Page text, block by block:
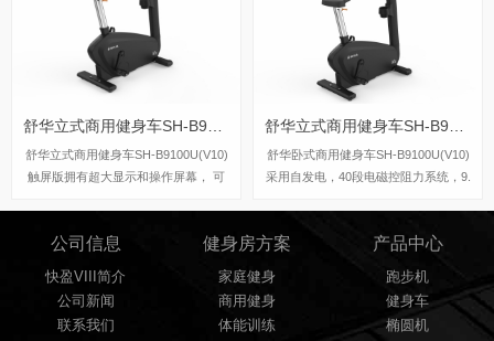
前来体验试机。
舒华立式商用健身车SH-B9100U(V10)
触屏版拥有超大显示和操作屏幕， 可
时，SH-B9100U提供多项科学运动处
舒华卧式商用健身车SH-B9100U(V10)
采用自发电，40段电磁控阻力系统，9.
公司信息
快盈VIII简介
公司新闻
联系我们
健身房方案
家庭健身
商用健身
体能训练
产品中心
跑步机
健身车
椭圆机